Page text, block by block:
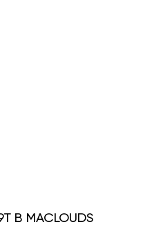
В MACLOUDS